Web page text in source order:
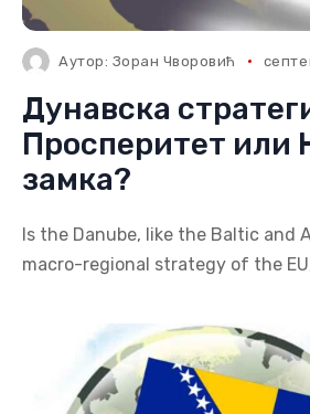
Аутор: Зоран Чворовић
Дунавска
Просперитет или
замка?
Is the Danube, like the Baltic and
macro-regional strategy of the